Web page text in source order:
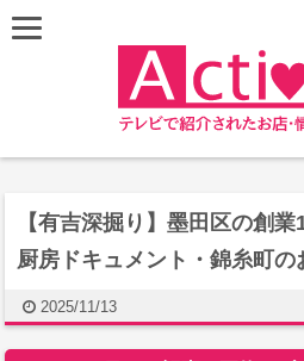
【有吉深掘り】墨田区の創業
厨房ドキュメント・錦糸町の
2025/11/13